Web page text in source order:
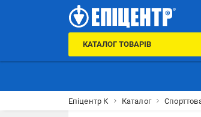
КАТАЛОГ ТОВАРІВ
Епіцентр К Каталог